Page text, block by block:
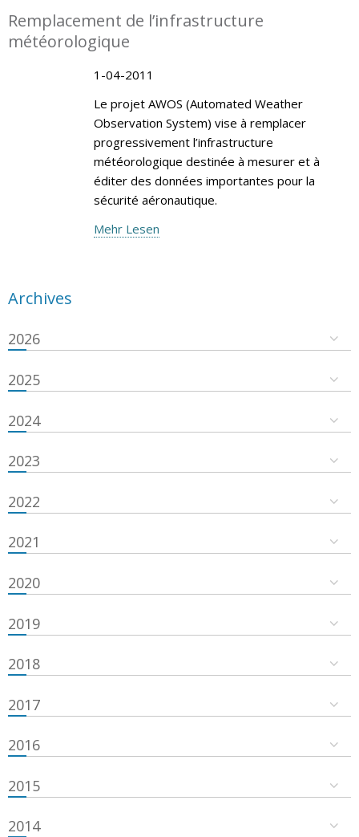
Remplacement de l’infrastructure
météorologique
1-04-2011
Le projet AWOS (Automated Weather
Observation System) vise à remplacer
progressivement l’infrastructure
météorologique destinée à mesurer et à
éditer des données importantes pour la
sécurité aéronautique.
Mehr Lesen
Archives
2026
2025
2024
2023
2022
2021
2020
2019
2018
2017
2016
2015
2014